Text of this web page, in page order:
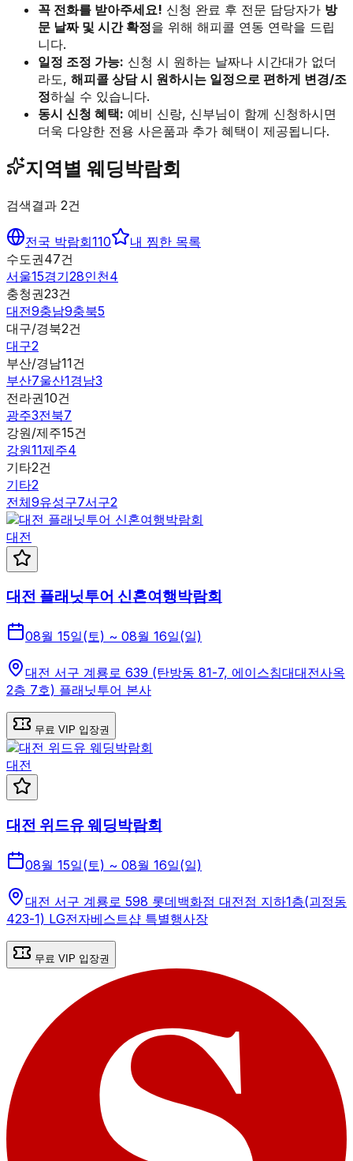
꼭 전화를 받아주세요! 신청 완료 후 전문 담당자가 방
문 날짜 및 시간 확정을 위해 해피콜 연동 연락을 드립
니다.
일정 조정 가능: 신청 시 원하는 날짜나 시간대가 없더
라도, 해피콜 상담 시 원하시는 일정으로 편하게 변경/조
정하실 수 있습니다.
동시 신청 혜택: 예비 신랑, 신부님이 함께 신청하시면
더욱 다양한 전용 사은품과 추가 혜택이 제공됩니다.
지역별 웨딩박람회
검색결과 2건
전국 박람회110
내 찜한 목록
수도권47건
서울15경기28인천4
충청권23건
대전9충남9충북5
대구/경북2건
대구2
부산/경남11건
부산7울산1경남3
전라권10건
광주3전북7
강원/제주15건
강원11제주4
기타2건
기타2
전체9유성구7서구2
대전
대전 플래닛투어 신혼여행박람회
08월 15일(토) ~ 08월 16일(일)
대전 서구 계룡로 639 (탄방동 81-7, 에이스침대대전사옥
2층 7호) 플래닛투어 본사
무료 VIP 입장권
대전
대전 위드유 웨딩박람회
08월 15일(토) ~ 08월 16일(일)
대전 서구 계룡로 598 롯데백화점 대전점 지하1층(괴정동
423-1) LG전자베스트샵 특별행사장
무료 VIP 입장권